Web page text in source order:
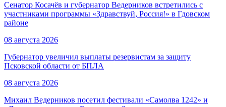
Сенатор Косачёв и губернатор Ведерников встретились с
участниками программы «Здравствуй, Россия!» в Гдовском
районе
08 августа 2026
Губернатор увеличил выплаты резервистам за защиту
Псковской области от БПЛА
08 августа 2026
Михаил Ведерников посетил фестивали «Самолва 1242» и